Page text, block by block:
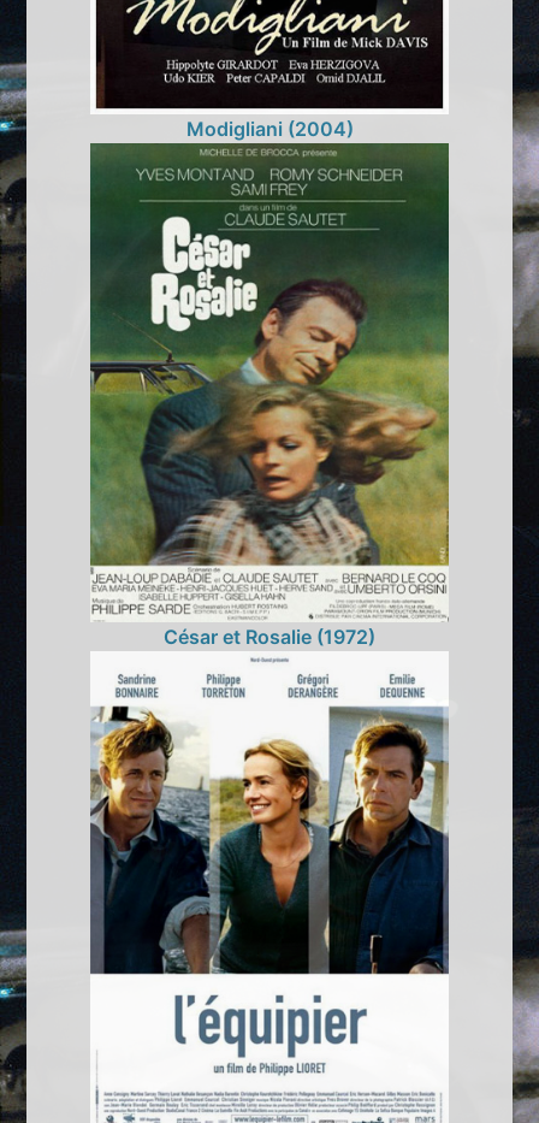
Modigliani (2004)
César et Rosalie (1972)